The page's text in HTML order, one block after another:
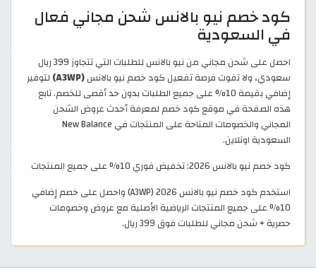
كود خصم نيو بالانس شحن مجاني فعال
في السعودية
احصل على شحن مجاني من نيو بالانس للطلبات التي تتجاوز 399 ريال
سعودي، ولا تفوت فرصة تفعيل كود خصم نيو بالانس(A3WP)
لتوفير
إضافي بقيمة 10% على جميع الطلبات بدون حد أقصى للخصم. تابع
هذه الصفحة في موقع كود خصم لمعرفة أحدث عروض الشحن
المجاني والخصومات المتاحة على المنتجات في New Balance
السعودية اونلاين.
كود خصم نيو بالانس 2026: تخفيض فوري 10% على جميع المنتجات
استخدم كود خصم نيو بالانس 2026 (A3WP) واحصل على خصم إضافي
10% على جميع المنتجات الرياضية الأصلية مع عروض وخصومات
حصرية + شحن مجاني للطلبات فوق 399 ريال.